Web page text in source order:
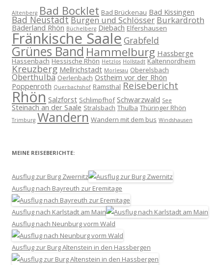
Altenberg Bad Bocklet Bad Brückenau Bad Kissingen
Bad NeustadtBurgen und Schlösser Burkardroth
Bäderland Rhön Büchelberg Diebach Elfershausen
Fränkische Saale Grabfeld
Grünes BandHammelburg Hassberge
Hassenbach Hessische Rhön Hetzlos Hollstadt Kaltennordheim
Kreuzberg Mellrichstadt Morlesau Oberelsbach
Oberthulba Oerlenbach Ostheim vor der Rhön
Poppenroth Querbachshof Ramsthal Reisebericht
Rhön Salzforst Schlimpfhof Schwarzwald See
Steinach an der Saale Stralsbach Thulba Thüringer Rhön
Trimburg Wandern Wandern mit dem bus Windshausen
MEINE REISEBERICHTE:
Ausflug zur Burg Zwernitz
Ausflug nach Bayreuth zur Eremitage
Ausflug nach Karlstadt am Main
Ausflug nach Neunburg vorm Wald
Ausflug zur Burg Altenstein in den Hassbergen